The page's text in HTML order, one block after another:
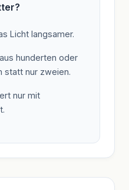
Licht langsamer.
hunderten oder
statt nur zweien.
nur mit